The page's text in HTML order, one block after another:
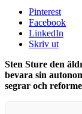
Pinterest
Facebook
LinkedIn
Skriv ut
Sten Sture den
bevara sin
segrar och